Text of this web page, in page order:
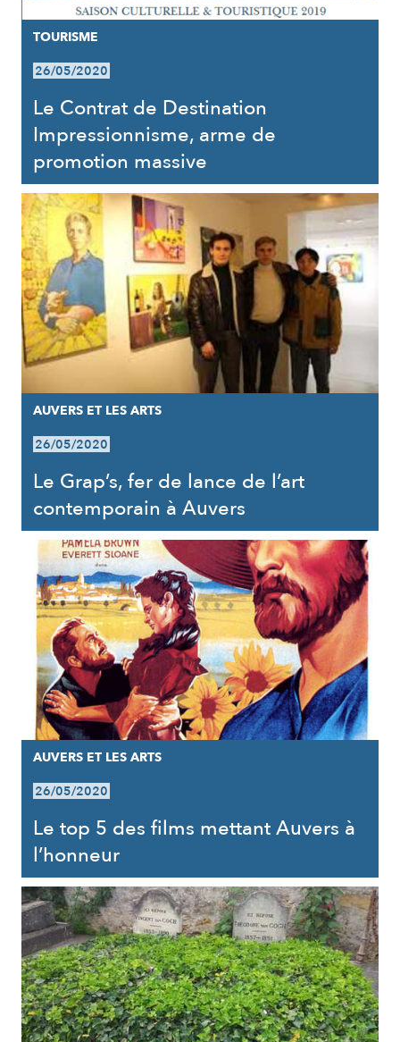
TOURISME
26/05/2020
Le Contrat de Destination
Impressionnisme, arme de
promotion massive
AUVERS ET LES ARTS
26/05/2020
Le Grap’s, fer de lance de l’art
contemporain à Auvers
AUVERS ET LES ARTS
26/05/2020
Le top 5 des films mettant Auvers à
l’honneur